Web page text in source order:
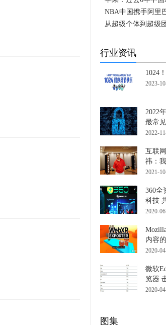
NBA中国携手阿里
从超级个体到超级
行业资讯
1024
2023-
2022
最常
2022-
互联
祎：
2021-
360全
科技
2020-
内容
2020-
微软
览器
2020-
图集